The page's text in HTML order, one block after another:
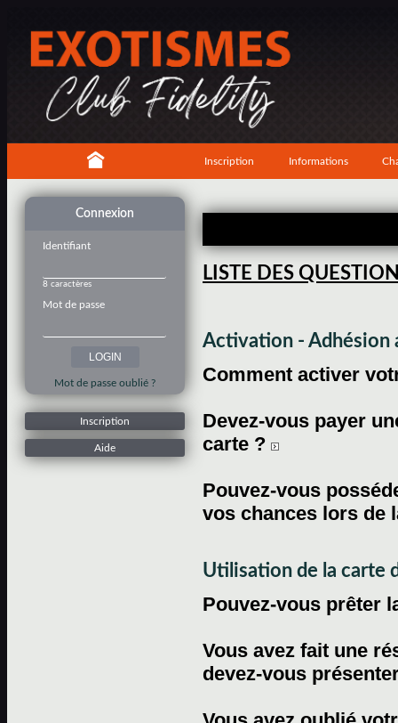
Inscription Informations
Connexion
Identifiant
8 caractères
Mot de passe
Mot de passe oublié ?
Inscription
Aide
LISTE DES
Activation - Adhésion
Comment activer
Devez-vous payer
carte ?
Pouvez-vous
vos chances lors de
Utilisation de la carte
Pouvez-vous prêter
Vous avez fait une
devez-vous